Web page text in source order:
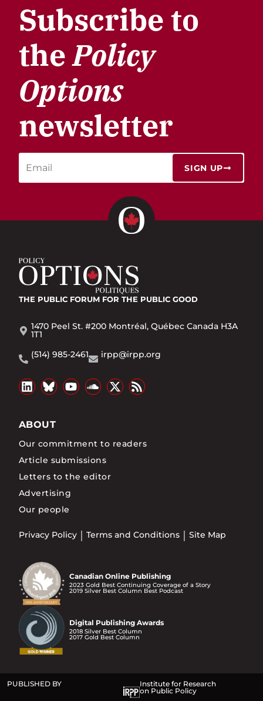
Subscribe to
thePolicy
Options
newsletter
SIGN UP
THE PUBLIC FORUM FOR THE PUBLIC GOOD
1470 Peel St. #200 Montréal, Québec Canada H3A
1T1
(514) 985-2461
irpp@irpp.org
ABOUT
Our commitment to readers
Article submissions
Letters to the editor
Advertising
Our people
Privacy Policy Terms and Conditions Site Map
Canadian Online Publishing
2023 Gold Best Continuing Coverage of a Story
2019 Silver Best Column Best Podcast
Digital Publishing Awards
2018 Silver Best Column
2017 Gold Best Column
PUBLISHED BY
Institute for Research
on Public Policy